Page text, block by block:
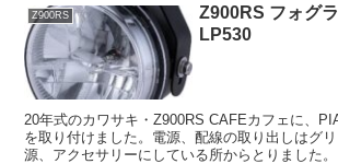
Z900RS
Z900RS フォグ
LP530
20年式のカワサキ・Z900RS CAFEカフェに、
を取り付けました。電源、配線の取り出しはグ
源、アクセサリーにしている所からとりました。